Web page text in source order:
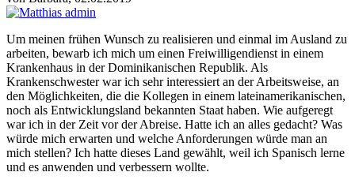
Um meinen frühen Wunsch zu realisieren und einmal im Ausland zu
arbeiten, bewarb ich mich um einen Freiwilligendienst in einem
Krankenhaus in der Dominikanischen Republik. Als
Krankenschwester war ich sehr interessiert an der Arbeitsweise, an
den Möglichkeiten, die die Kollegen in einem lateinamerikanischen,
noch als Entwicklungsland bekannten Staat haben. Wie aufgeregt
war ich in der Zeit vor der Abreise. Hatte ich an alles gedacht? Was
würde mich erwarten und welche Anforderungen würde man an
mich stellen? Ich hatte dieses Land gewählt, weil ich Spanisch lerne
und es anwenden und verbessern wollte.